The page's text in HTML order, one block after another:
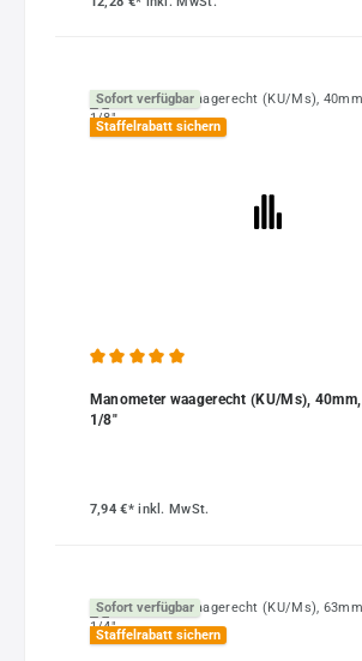
Sofort verfügbar
Staffelrabatt sichern
Manometer waagerecht (KU/Ms),
1/8"
7,94 €*inkl. MwSt.
Sofort verfügbar
Staffelrabatt sichern